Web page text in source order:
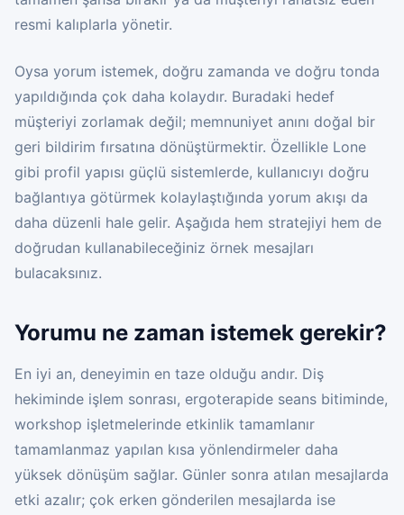
resmi kalıplarla yönetir.
Oysa yorum istemek, doğru zamanda ve doğru tonda
yapıldığında çok daha kolaydır. Buradaki hedef
müşteriyi zorlamak değil; memnuniyet anını doğal bir
geri bildirim fırsatına dönüştürmektir. Özellikle Lone
gibi profil yapısı güçlü sistemlerde, kullanıcıyı doğru
bağlantıya götürmek kolaylaştığında yorum akışı da
daha düzenli hale gelir. Aşağıda hem stratejiyi hem de
doğrudan kullanabileceğiniz örnek mesajları
bulacaksınız.
Yorumu ne zaman istemek gerekir?
En iyi an, deneyimin en taze olduğu andır. Diş
hekiminde işlem sonrası, ergoterapide seans bitiminde,
workshop işletmelerinde etkinlik tamamlanır
tamamlanmaz yapılan kısa yönlendirmeler daha
yüksek dönüşüm sağlar. Günler sonra atılan mesajlarda
etki azalır; çok erken gönderilen mesajlarda ise